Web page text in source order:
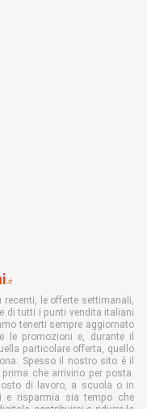
le offerte settimanali,
di tutti i punti vendita italiani
tenerti sempre aggiornato
le promozioni e, durante il
particolare offerta, quello
Spesso il nostro sito è il
che arrivino per posta.
di lavoro, a scuola o in
e risparmia sia tempo che
contribuirai a ridurre lo